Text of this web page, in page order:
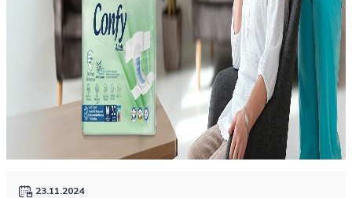
23.11.2024